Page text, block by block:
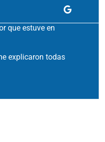
que estuve en
explicaron todas